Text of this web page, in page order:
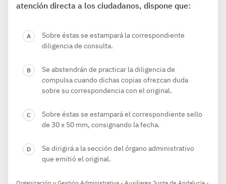
atención directa a los ciudadanos, dispone que:
Sobre éstas se estampará la correspondiente
diligencia de consulta.
Se abstendrán de practicar la diligencia de
compulsa cuando dichas copias ofrezcan duda
sobre su correspondencia con el original.
Sobre éstas se estampará el correspondiente sello
de 30 x 50 mm, consignando la fecha.
Se dirigirá a la sección del órgano administrativo
que emitió el original.